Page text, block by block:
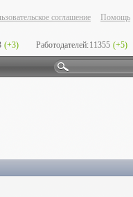
соглашение Помощь
(+3) Работодателей:11355 (+5)